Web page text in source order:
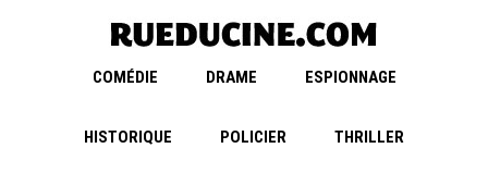
COMÉDIE DRAME ESPIONNAGE
HISTORIQUE POLICIER THRILLER